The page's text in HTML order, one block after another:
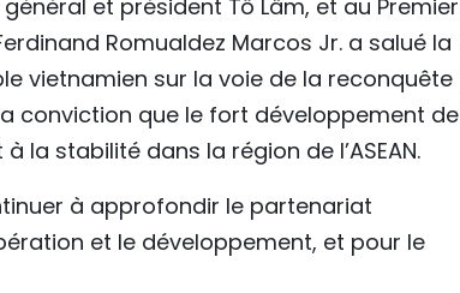
et président Tô Lâm, et au Premier
Romualdez Marcos Jr. a salué la
vietnamien sur la voie de la reconquête
conviction que le fort développement de
la stabilité dans la région de l’ASEAN.
à approfondir le partenariat
et le développement, et pour le